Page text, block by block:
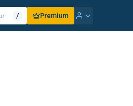
/ Premium